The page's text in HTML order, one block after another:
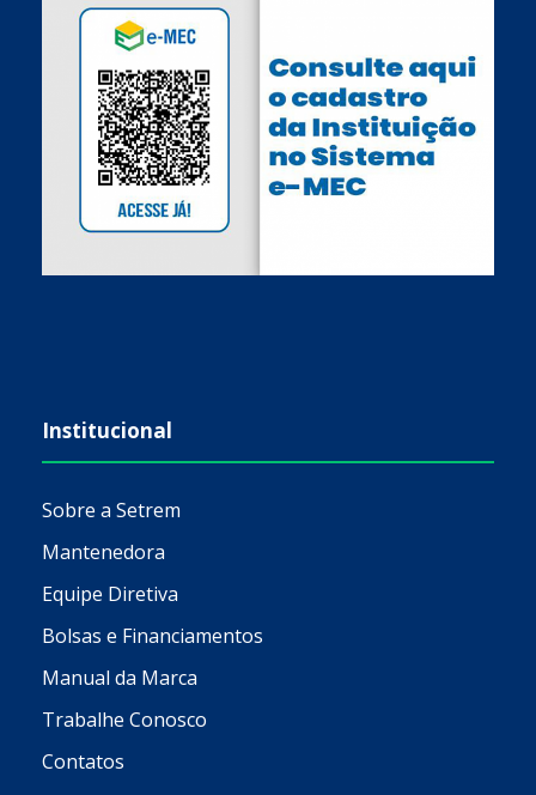
Institucional
Sobre a Setrem
Mantenedora
Equipe Diretiva
Bolsas e Financiamentos
Manual da Marca
Trabalhe Conosco
Contatos